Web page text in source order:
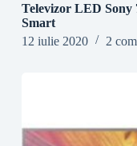
Televizor LED Sony
Smart
12 iulie 2020
2